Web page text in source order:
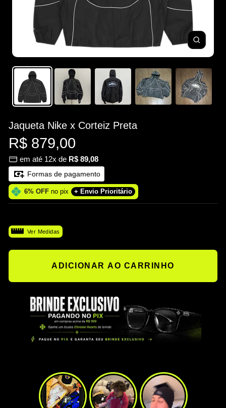
Zoom
Jaqueta Nike x Corteiz Preta
Preço
promocional
R$ 879,00
em até 12x de R$ 89,08
Formas de pagamento
6% OFF no pix + Envio Prioritário
Ver Medidas
ADICIONAR AO CARRINHO